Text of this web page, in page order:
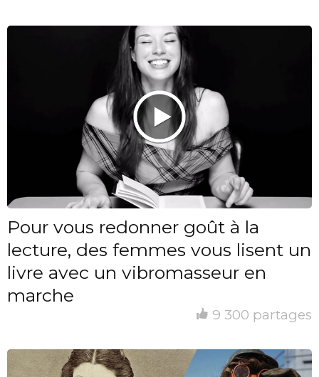
Pour vous redonner goût à la
lecture, des femmes vous lisent un
livre avec un vibromasseur en
marche
9 300 partages